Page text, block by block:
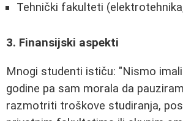
Tehnički fakulteti
3. Finansijski aspekti
Mnogi studenti ističu: "Nismo
godine pa sam morala da
razmotriti troškove studiranja,